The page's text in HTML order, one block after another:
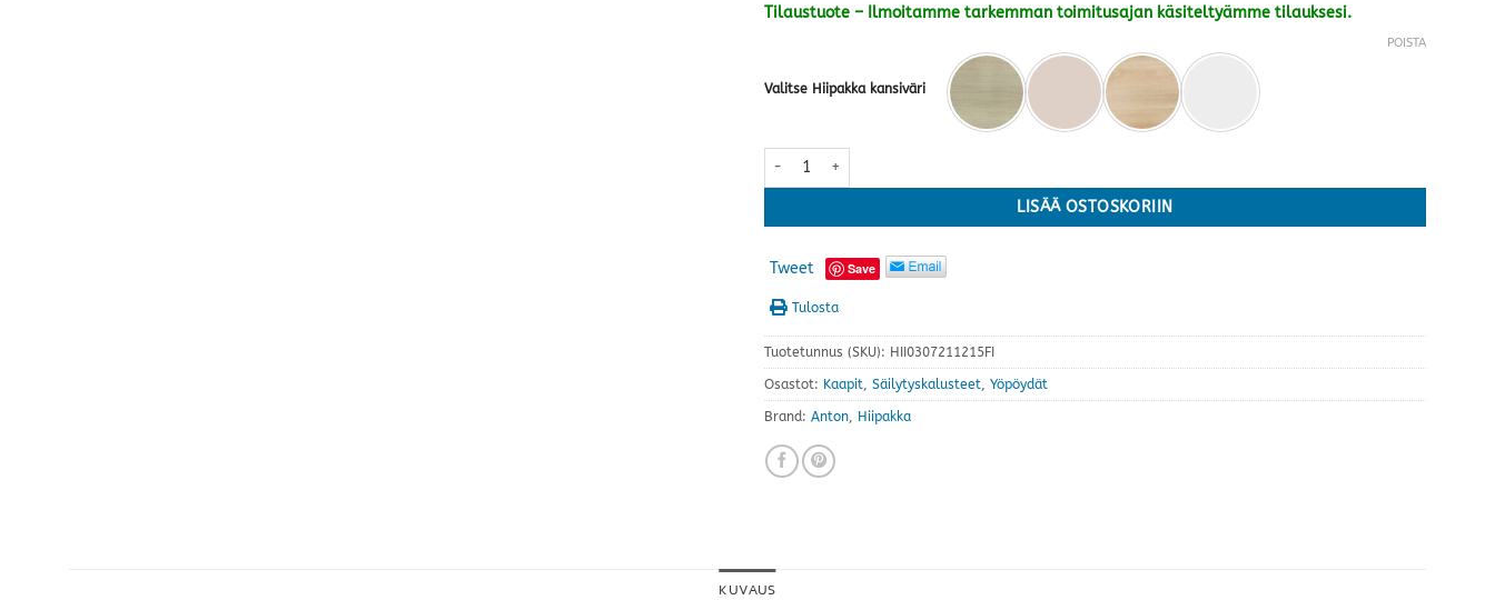
Tilaustuote – Ilmoitamme tarkemman toimitusajan käsiteltyämme tilauksesi.
Valitse Hiipakka kansiväri
POISTA
Anton kaappi A1.4 jaloilla · useita värejä määrä
LISÄÄ OSTOSKORIIN
Tweet Save
Tulosta
Tuotetunnus (SKU): HII0307211215FI
Osastot: Kaapit Säilytyskalusteet Yöpöydät
Brand: Anton Hiipakka
KUVAUS